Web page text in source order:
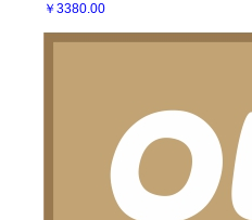
￥3380.00